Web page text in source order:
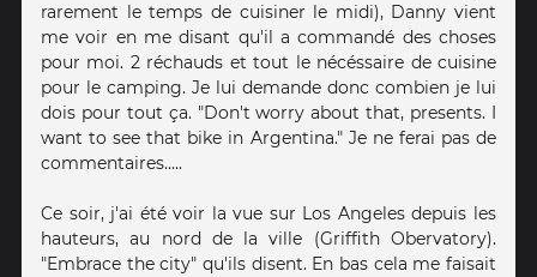
rarement le temps de cuisiner le midi), Danny vient
me voir en me disant qu'il a commandé des choses
pour moi. 2 réchauds et tout le nécéssaire de cuisine
pour le camping. Je lui demande donc combien je lui
dois pour tout ça. "Don't worry about that, presents. I
want to see that bike in Argentina." Je ne ferai pas de
commentaires.....
Ce soir, j'ai été voir la vue sur Los Angeles depuis les
hauteurs, au nord de la ville (Griffith Obervatory).
"Embrace the city" qu'ils disent. En bas cela me faisait